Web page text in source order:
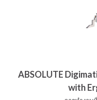
ABSOLUTE
with